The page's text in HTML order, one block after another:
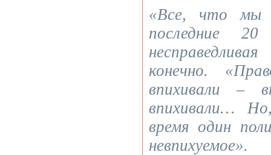
«Все, что мы
последние
конечно.
впихивали –
впихивали…
время один
невпихуемое».